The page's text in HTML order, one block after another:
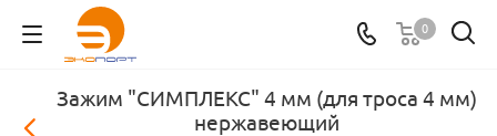
0
Зажим "СИМПЛЕКС" 4 мм (для троса 4 мм)
нержавеющий